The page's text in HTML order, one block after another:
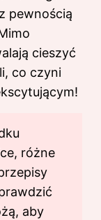
pewnością
cieszyć
co czyni
różne
aby